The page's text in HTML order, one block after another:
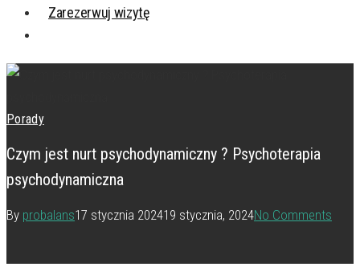
Zarezerwuj wizytę
Porady
Czym jest nurt psychodynamiczny ? Psychoterapia
psychodynamiczna
By probalans17 stycznia 202419 stycznia, 2024No Comments